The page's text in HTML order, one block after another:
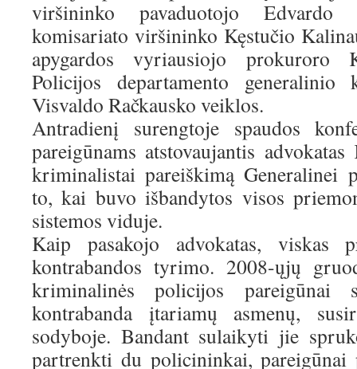
viršininko pavaduotojo
komisariato viršininko Kęstučio
apygardos vyriausiojo prokuroro
Policijos departamento generalinio
Visvaldo Račkausko veiklos.
Antradienį surengtoje spaudos
pareigūnams atstovaujantis
kriminalistai pareiškimą Generalinei
to, kai buvo išbandytos visos
sistemos viduje.
Kaip pasakojo advokatas, viskas
kontrabandos tyrimo. 2008-ųjų
kriminalinės policijos pareigūnai
kontrabanda įtariamų asmenų,
sodyboje. Bandant sulaikyti jie
partrenkti du policininkai, pareigūnai